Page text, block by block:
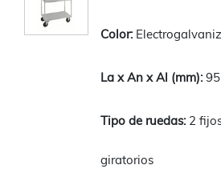
2
giratorios